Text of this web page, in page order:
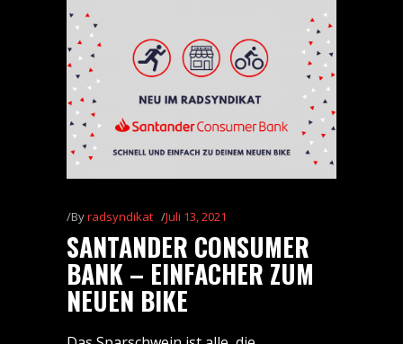
Byradsyndikat Juli 13, 2021
SANTANDER CONSUMER
BANK – EINFACHER ZUM
NEUEN BIKE